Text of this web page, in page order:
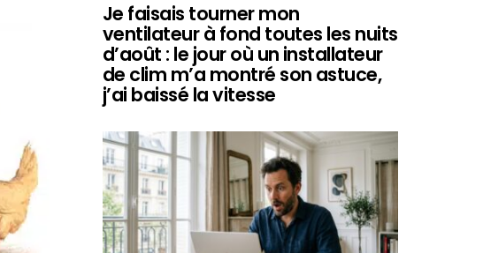
Je faisais tourner mon
ventilateur à fond toutes les nuits
d’août : le jour où un installateur
de clim m’a montré son astuce,
j’ai baissé la vitesse